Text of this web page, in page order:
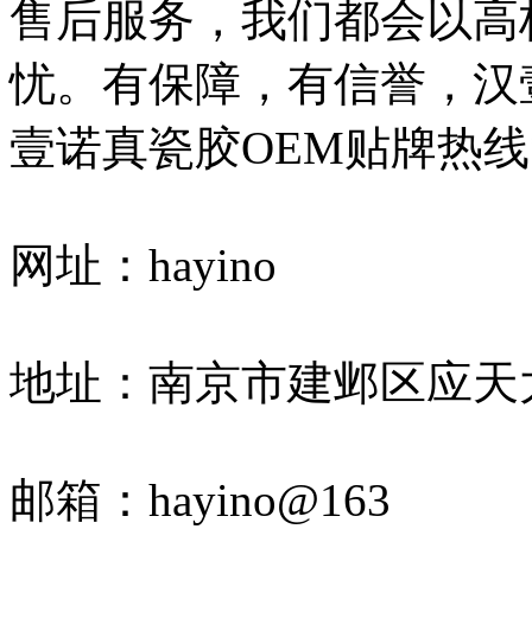
售后服务，我们都会以
忧。有保障，有信誉，
壹诺真瓷胶OEM贴牌热
网址：hayino
地址：南京市建邺区应天
邮箱：hayino@163